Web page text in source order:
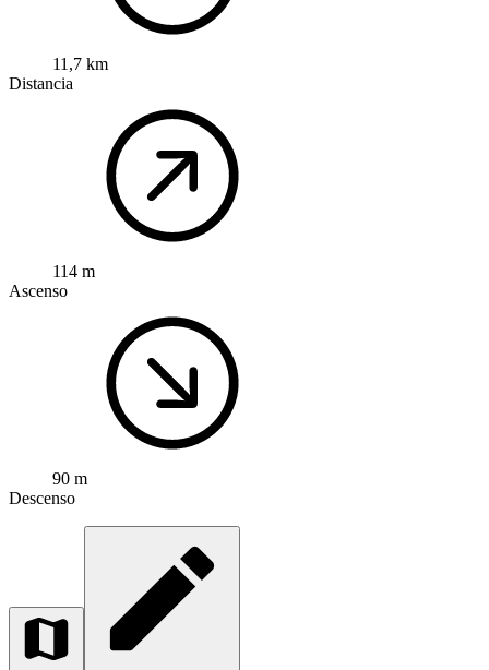
11,7 km
Distancia
114 m
Ascenso
90 m
Descenso